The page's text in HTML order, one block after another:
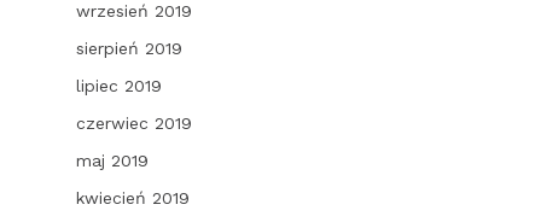
wrzesień 2019
sierpień 2019
lipiec 2019
czerwiec 2019
maj 2019
kwiecień 2019